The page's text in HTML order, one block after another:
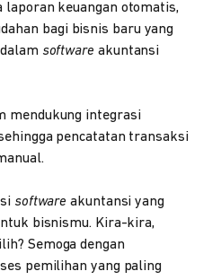
laporan keuangan otomatis,
bagi bisnis baru yang
software akuntansi
mendukung integrasi
pencatatan transaksi
softwareakuntansi yang
bisnismu. Kira-kira,
Semoga dengan
pemilihan yang paling